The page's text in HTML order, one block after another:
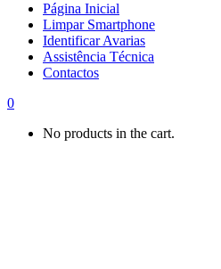
Página Inicial
Limpar Smartphone
Identificar Avarias
Assistência Técnica
Contactos
0
No products in the cart.